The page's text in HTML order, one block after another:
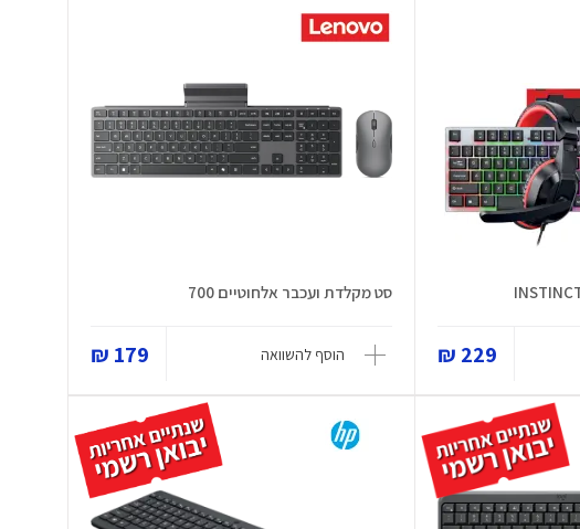
229 ₪
סט מקלדת ועכבר אלחוטיים 700
הוסף להשוואה 179 ₪